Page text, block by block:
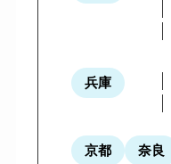
兵庫
京都 奈良